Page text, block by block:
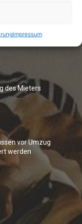
impressum
Look fürs
des Mieters
vor Umzug
werden